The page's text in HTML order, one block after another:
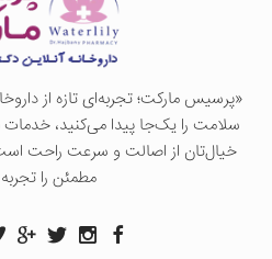
«پرسيس ماركت؛ تجربه‌ای تازه از
سلامت را یک‌جا پیدا می‌کنید، خدمات
خیال‌تان از اصالت و سرعت راحت
مطمئن را